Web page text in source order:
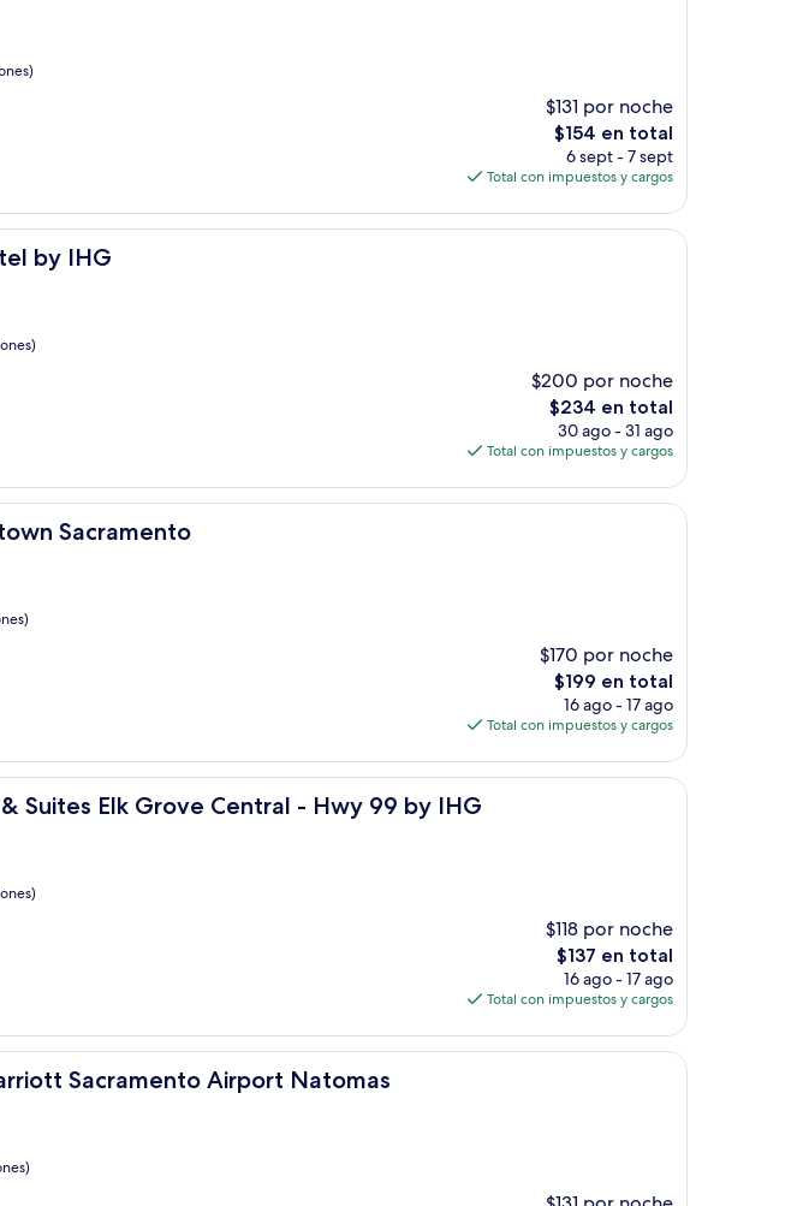
$131 por noche
El
precio
actual
de
$154 en total
6 sept - 7 sept
Total con impuestos y cargos
by IHG
IHG
$200 por noche
El
precio
actual
de
$234 en total
30 ago - 31 ago
Total con impuestos y cargos
Sacramento
$170 por noche
El
precio
actual
de
$199 en total
16 ago - 17 ago
Total con impuestos y cargos
Suites Elk Grove Central - Hwy 99 by IHG
Elk Grove Central - Hwy 99 by IHG
$118 por noche
El
precio
actual
de
$137 en total
16 ago - 17 ago
Total con impuestos y cargos
Sacramento Airport Natomas
Sacramento Airport Natomas